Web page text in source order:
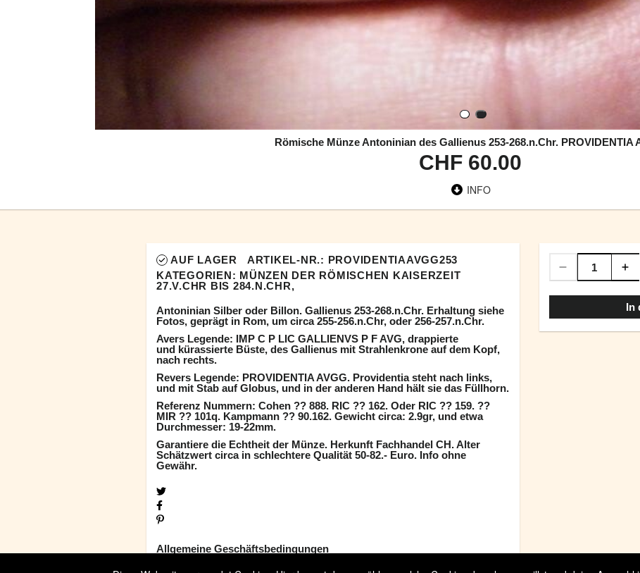
Römische Münze Antoninian des Gallienus 253-268.n.Chr. PROVIDENTIA
CHF 60.00
INFO
AUF LAGER
ARTIKEL-NR.: PROVIDENTIAAVGG253
KATEGORIEN: MÜNZEN DER RÖMISCHEN KAISERZEIT
27.V.CHR BIS 284.N.CHR,
Antoninian Silber oder Billon. Gallienus 253-268.n.Chr. Erhaltung siehe
Fotos, geprägt in Rom, um circa 255-256.n.Chr, oder 256-257.n.Chr.
Avers Legende: IMP C P LIC GALLIENVS P F AVG, drappierte
und kürassierte Büste, des Gallienus mit Strahlenkrone auf dem Kopf,
nach rechts.
Revers Legende: PROVIDENTIA AVGG. Providentia steht nach links,
und mit Stab auf Globus, und in der anderen Hand hält sie das Füllhorn.
Referenz Nummern: Cohen ?? 888. RIC ?? 162. Oder RIC ?? 159. ??
MIR ?? 101q. Kampmann ?? 90.162. Gewicht circa: 2.9gr, und etwa
Durchmesser: 19-22mm.
Garantiere die Echtheit der Münze. Herkunft Fachhandel CH. Alter
Schätzwert circa in schlechtere Qualität 50-82.- Euro. Info ohne
Gewähr.
Allgemeine Geschäftsbedingungen
In